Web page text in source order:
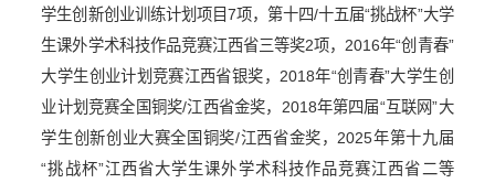
学生创新创业训练计划项目7项，第十四/十五届“挑战杯”大学
生课外学术科技作品竞赛江西省三等奖2项， 2016年“创青春”
大学生创业计划竞赛江西省银奖， 2018年“创青春”大学生创
业计划竞赛全国铜奖/江西省金奖， 2018年第四届“互联网”大
学生创新创业大赛全国铜奖/江西省金奖， 2025年第十九届
“挑战杯”江西省大学生课外学术科技作品竞赛江西省二等